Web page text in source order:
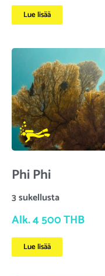
Lue lisää
Phi Phi
3 sukellusta
Alk. 4 500 THB
Lue lisää